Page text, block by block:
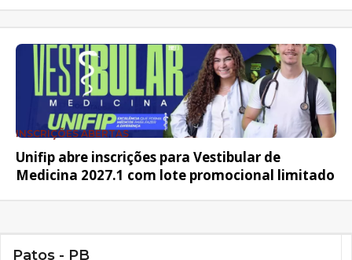
INSCRIÇÕES ABERTAS
Unifip abre inscrições para Vestibular de
Medicina 2027.1 com lote promocional limitado
Patos - PB